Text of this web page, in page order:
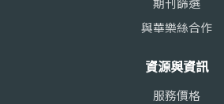
與華樂絲合作
資源與資訊
服務價格